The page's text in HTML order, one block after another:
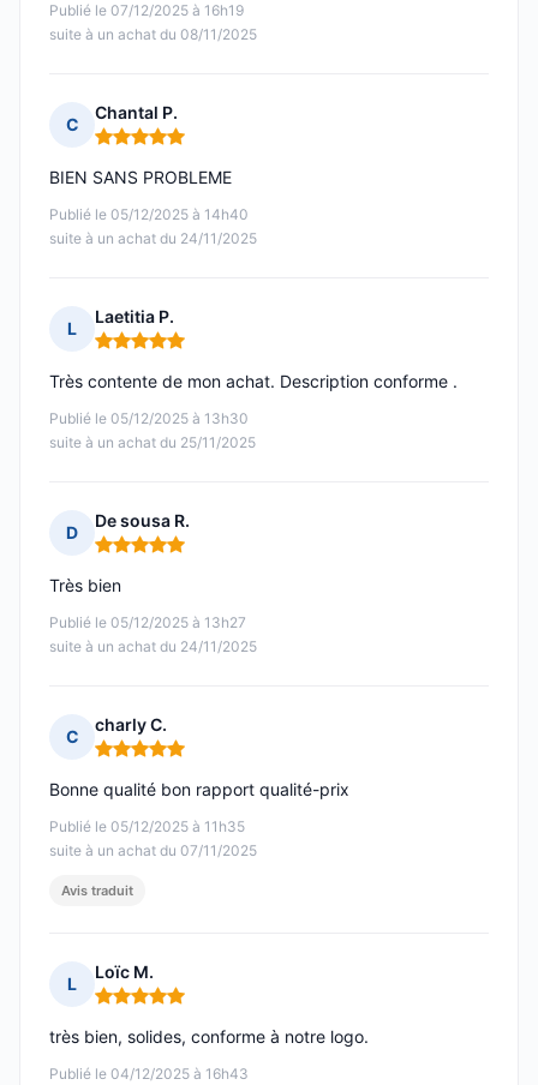
Publié le 07/12/2025 à 16h19
suite à un achat du 08/11/2025
C
Chantal P.
Note : 5 sur 5
Publié le 05/12/2025 à 14h40
suite à un achat du 24/11/2025
BIEN SANS PROBLEME
L
Laetitia P.
Note : 5 sur 5
Publié le 05/12/2025 à 13h30
suite à un achat du 25/11/2025
Très contente de mon achat. Description conforme .
D
De sousa R.
Note : 5 sur 5
Publié le 05/12/2025 à 13h27
suite à un achat du 24/11/2025
Très bien
C
charly C.
Note : 5 sur 5
Publié le 05/12/2025 à 11h35
suite à un achat du 07/11/2025
Bonne qualité bon rapport qualité-prix
Avis traduit
L
Loïc M.
Note : 5 sur 5
Publié le 04/12/2025 à 16h43
très bien, solides, conforme à notre logo.